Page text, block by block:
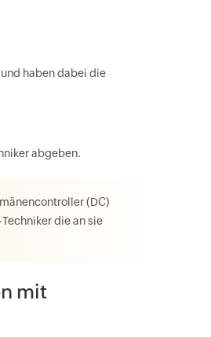
haben dabei die
abgeben.
(DC)
die an sie
mit